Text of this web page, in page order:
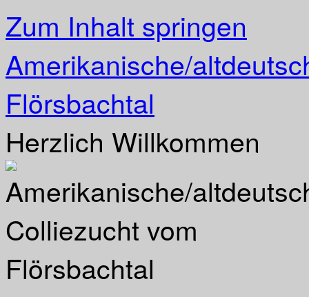
Zum Inhalt springen
Amerikanische/
Flörsbachtal
Herzlich Willkommen